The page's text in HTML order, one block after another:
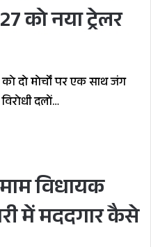
नया ट्रेलर
दो मोर्चों पर एक साथ जंग
दलों…
विधायक
में मददगार कैसे